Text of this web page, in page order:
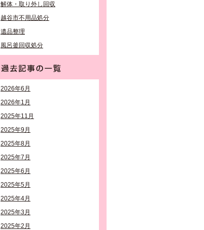
解体・取り外し回収
越谷市不用品処分
遺品整理
風呂釜回収処分
2026年6月
2026年1月
2025年11月
2025年9月
2025年8月
2025年7月
2025年6月
2025年5月
2025年4月
2025年3月
2025年2月